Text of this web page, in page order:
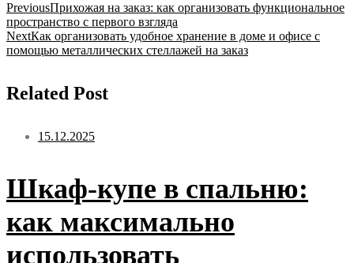
PreviousПрихожая на заказ: как организовать функциональное
пространство с первого взгляда
NextКак организовать удобное хранение в доме и офисе с
помощью металлических стеллажей на заказ
Related Post
15.12.2025
Шкаф-купе в спальню:
как максимально
использовать